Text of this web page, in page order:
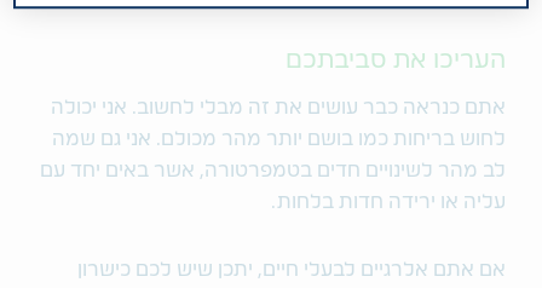
העריכו את סביבתכם
אתם כנראה כבר עושים את זה מבלי לחשוב. אני יכולה
לחוש בריחות כמו בושם יותר מהר מכולם. אני גם שמה
לב מהר לשינויים חדים בטמפרטורה, אשר באים יחד עם
עליה או ירידה חדות בלחות.
אם אתם אלרגיים לבעלי חיים, יתכן שיש לכם כישרון